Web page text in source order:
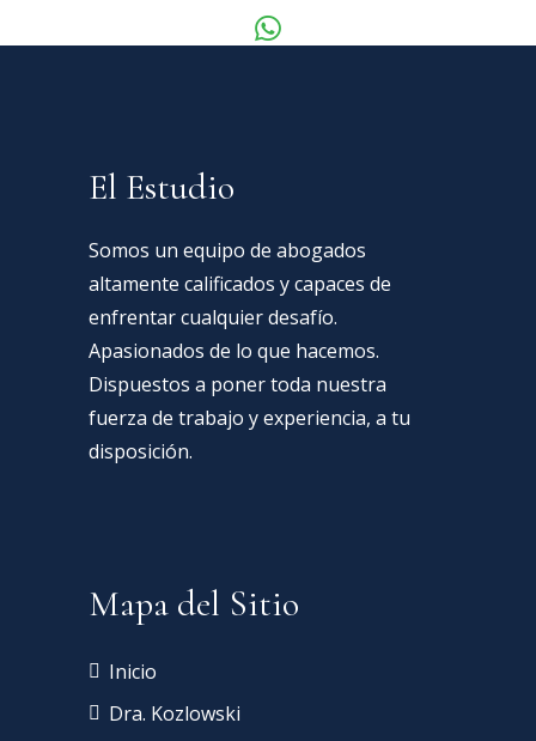
El Estudio
Somos un equipo de abogados
altamente calificados y capaces de
enfrentar cualquier desafío.
Apasionados de lo que hacemos.
Dispuestos a poner toda nuestra
fuerza de trabajo y experiencia, a tu
disposición.
Mapa del Sitio
Inicio
Dra. Kozlowski